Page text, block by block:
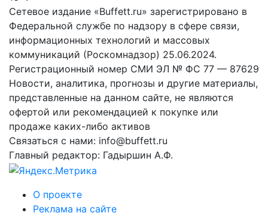
Сетевое издание «Buffett.ru» зарегистрировано в
Федеральной службе по надзору в сфере связи,
информационных технологий и массовых
коммуникаций (Роскомнадзор) 25.06.2024.
Регистрационный номер СМИ ЭЛ № ФС 77 — 87629
Новости, аналитика, прогнозы и другие материалы,
представленные на данном сайте, не являются
офертой или рекомендацией к покупке или
продаже каких-либо активов
Связаться с нами: info@buffett.ru
Главный редактор: Гадыршин А.Ф.
О проекте
Реклама на сайте